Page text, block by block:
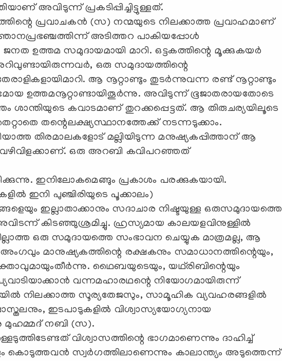
അവിടുന്ന് പ്രകടിപ്പിച്ചിട്ടുള്ളത്.
പ്രവാചകന്‍ (സ) നന്മയുടെ നിലക്കാത്ത പ്രവാഹമാണ്
അടിത്തറ പാകിയപ്പോള്‍
ഉത്തമ സമുദായമായി മാറി. ഒട്ടകത്തിന്റെ മൂക്കുകയര്‍
ഒരു സമുദായത്തിന്റെ
ആ നൂറ്റാണ്ടും തുടര്‍ന്നുവന്ന രണ്ട് നൂറ്റാണ്ടും
ഉത്തമനൂറ്റാണ്ടായിതൂര്‍ന്നു. അവിടുന്ന് ഭൂജാതരായതോടെ
ശാന്തിയുടെ കവാടമാണ് തുറക്കപ്പെട്ടത്. ആ തിരുചര്യയിലൂടെ
തന്റെലക്ഷ്യസ്ഥാനത്തേക്ക് നടന്നടുക്കാം.
തിരമാലകളോട് മല്ലിയിടുന്ന മനുഷ്യകപ്പിത്താന് ആ
ഒരു അറബി കവിപറഞ്ഞത്
ഇനിലോകമെങ്ങും പ്രകാശം പരക്കുകയായി.
ഇനി പുഞ്ചിരിയുടെ പൂക്കാലം)
ഇല്ലാതാക്കാനും സദാചാര നിഷ്ടയുള്ള ഒരുസമുദായത്തെ
കിടഞ്ഞുശ്രമിച്ചു. ഹ്രസ്യമായ കാലയളവിനുള്ളില്‍
ഒരു സമുദായത്തെ സംഭാവന ചെയ്യുക മാത്രമല്ല, ആ
മാനുഷ്യകത്തിന്റെ രക്ഷകനും സമാധാനത്തിന്റെയും,
ഥൈബയുടെയും, യഥ്‌രിബിന്റെയും
വന്നമഹാരഥന്റെ നിയോഗമായിരുന്ന്
നിലക്കാത്ത സൂര്യതേജസും, സാമൂഹിക വ്യവഹരങ്ങളില്‍
ഇടപാടുകളില്‍ വിശ്വാസ്യയോഗ്യനായ
മുഹമ്മദ് നബി (സ).
വിശ്വാസത്തിന്റെ ഭാഗമാണെന്നും ദാഹിച്ച്
കൊടുത്തവന്‍ സ്വര്‍ഗത്തിലാണെന്നും കാലാന്ത്യം അടുത്തെന്ന്